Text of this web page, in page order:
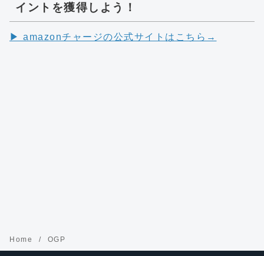
イントを獲得しよう！
▶︎ amazonチャージの公式サイトはこちら→
Home OGP